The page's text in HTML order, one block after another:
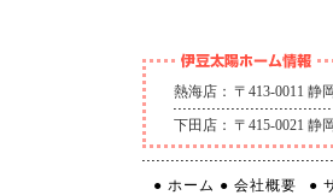
熱海店： 〒413-0011 静
下田店： 〒415-0021 静
● ホーム ● 会社概要 ●